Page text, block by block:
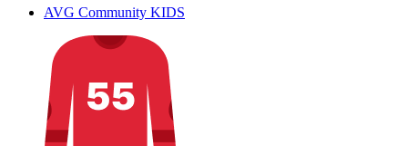
AVG Community KIDS